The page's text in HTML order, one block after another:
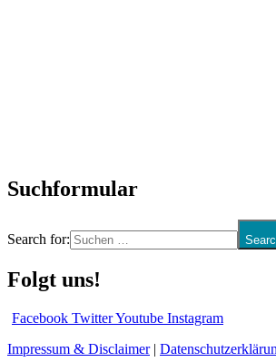
Suchformular
Search for:
Folgt uns!
Facebook TwitterYoutube Instagram
Impressum & Disclaimer|